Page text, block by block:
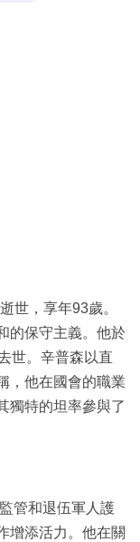
世，享年93歲。
的保守主義。他於
世。辛普森以直
，他在國會的職業
獨特的坦率參與了
管和退伍軍人護
增添活力。他在關